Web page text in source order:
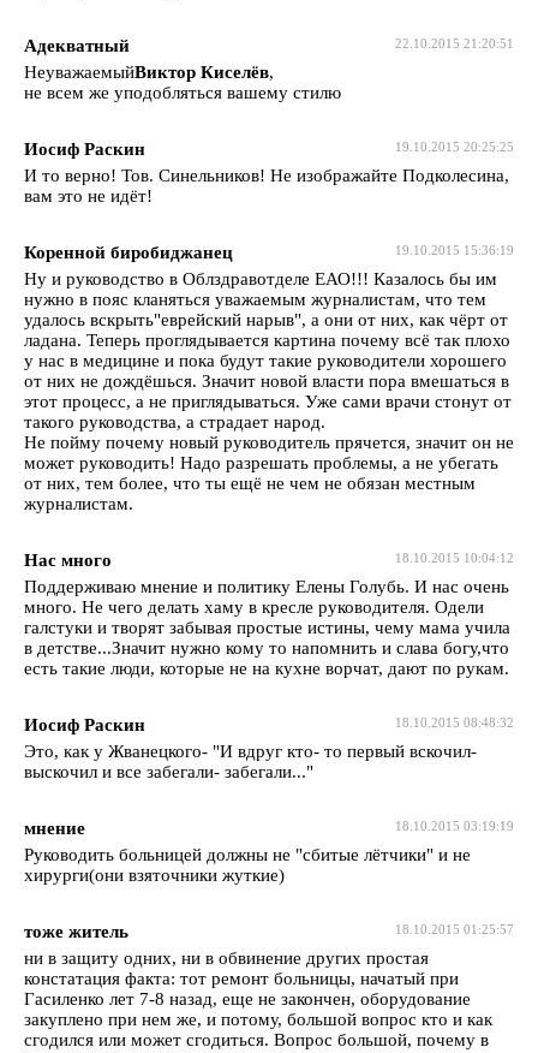
22.10.2015 21:20:51
Адекватный
НеуважаемыйВиктор Киселёв,
не всем же уподобляться вашему стилю
19.10.2015 20:25:25
Иосиф Раскин
И то верно! Тов. Синельников! Не изображайте Подколесина,
вам это не идёт!
19.10.2015 15:36:19
Коренной биробиджанец
Ну и руководство в Облздравотделе ЕАО!!! Казалось бы им
нужно в пояс кланяться уважаемым журналистам, что тем
удалось вскрыть"еврейский нарыв", а они от них, как чёрт от
ладана. Теперь проглядывается картина почему всё так плохо
у нас в медицине и пока будут такие руководители хорошего
от них не дождёшься. Значит новой власти пора вмешаться в
этот процесс, а не приглядываться. Уже сами врачи стонут от
такого руководства, а страдает народ.
Не пойму почему новый руководитель прячется, значит он не
может руководить! Надо разрешать проблемы, а не убегать
от них, тем более, что ты ещё не чем не обязан местным
журналистам.
18.10.2015 10:04:12
Нас много
Поддерживаю мнение и политику Елены Голубь. И нас очень
много. Не чего делать хаму в кресле руководителя. Одели
галстуки и творят забывая простые истины, чему мама учила
в детстве...Значит нужно кому то напомнить и слава богу,что
есть такие люди, которые не на кухне ворчат, дают по рукам.
18.10.2015 08:48:32
Иосиф Раскин
Это, как у Жванецкого- "И вдруг кто- то первый вскочил-
выскочил и все забегали- забегали..."
18.10.2015 03:19:19
мнение
Руководить больницей должны не "сбитые лётчики" и не
хирурги(они взяточники жуткие)
18.10.2015 01:25:57
тоже житель
ни в защиту одних, ни в обвинение других простая
констатация факта: тот ремонт больницы, начатый при
Гасиленко лет 7-8 назад, еще не закончен, оборудование
закуплено при нем же, и потому, большой вопрос кто и как
сгодился или может сгодиться. Вопрос большой, почему в